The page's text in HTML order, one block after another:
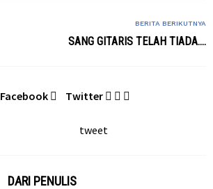
BERITA BERIKUTNYA
SANG GITARIS TELAH TIADA….
Facebook Twitter
tweet
DARI PENULIS